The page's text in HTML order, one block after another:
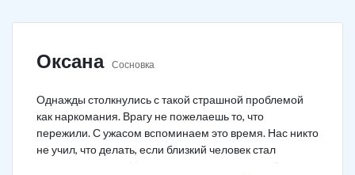
Оксана Сосновка
Однажды столкнулись с такой страшной проблемой
как наркомания. Врагу не пожелаешь то, что
пережили. С ужасом вспоминаем это время. Нас никто
не учил, что делать, если близкий человек стал
наркозависимым. Честно говоря, надежды не было,